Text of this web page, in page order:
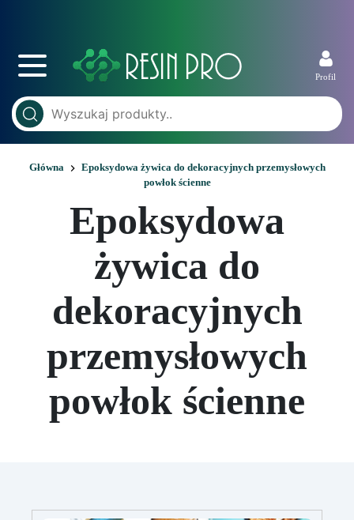
Profil
Główna
Epoksydowa żywica do dekoracyjnych przemysłowych
powłok ścienne
Epoksydowa
żywica do
dekoracyjnych
przemysłowych
powłok ścienne